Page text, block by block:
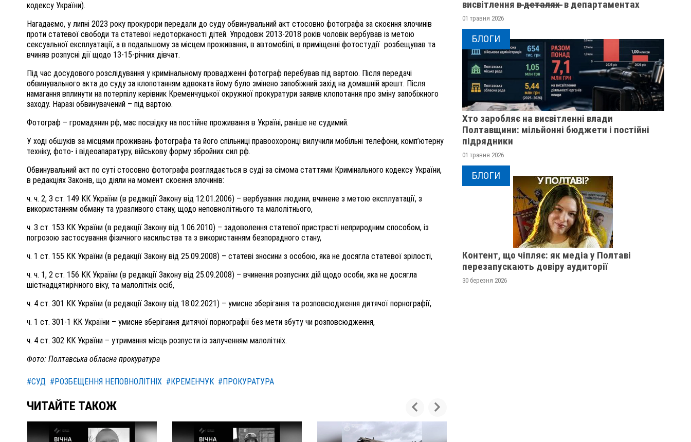
кодексу України).
Нагадаємо, у липні 2023 року прокурори передали до суду обвинувальний акт стосовно фотографа за скоєння злочинів
проти статевої свободи та статевої недоторканості дітей. Упродовж 2013-2018 років чоловік вербував із метою
сексуальної експлуатації, а в подальшому за місцем проживання, в автомобілі, в приміщенні фотостудії розбещував та
вчиняв розпусні дії щодо 13-15-річних дівчат.
Під час досудового розслідування у кримінальному провадженні фотограф перебував під вартою. Після передачі
обвинувального акта до суду за клопотанням адвоката йому було змінено запобіжний захід на домашній арешт. Після
намагання вплинути на потерпілу керівник Кременчуцької окружної прокуратури заявив клопотання про зміну запобіжного
заходу. Наразі обвинувачений – під вартою.
Фотограф – громадянин рф, має посвідку на постійне проживання в Україні, раніше не судимий.
У ході обшуків за місцями проживань фотографа та його спільниці правоохоронці вилучили мобільні телефони, комп’ютерну
техніку, фото- і відеоапаратуру, військову форму збройних сил рф.
Обвинувальний акт по суті стосовно фотографа розглядається в суді за сімома статтями Кримінального кодексу України,
в редакціях Законів, що діяли на момент скоєння злочинів:
ч. ч. 2, 3 ст. 149 КК України (в редакції Закону від 12.01.2006) – вербування людини, вчинене з метою експлуатації, з
використанням обману та уразливого стану, щодо неповнолітнього та малолітнього,
ч. 3 ст. 153 КК України (в редакції Закону від 1.06.2010) – задоволення статевої пристрасті неприродним способом, із
погрозою застосування фізичного насильства та з використанням безпорадного стану,
ч. 1 ст. 155 КК України (в редакції Закону від 25.09.2008) – статеві зносини з особою, яка не досягла статевої зрілості,
ч. ч. 1, 2 ст. 156 КК України (в редакції Закону від 25.09.2008) – вчинення розпусних дій щодо особи, яка не досягла
шістнадцятирічного віку, та малолітніх осіб,
ч. 4 ст. 301 КК України (в редакції Закону від 18.02.2021) – умисне зберігання та розповсюдження дитячої порнографії,
ч. 1 ст. 301-1 КК України – умисне зберігання дитячої порнографії без мети збуту чи розповсюдження,
ч. 4 ст. 302 КК України – утримання місць розпусти із залученням малолітніх.
Фото: Полтавська обласна прокуратура
#СУД #РОЗБЕЩЕННЯ НЕПОВНОЛІТНІХ #КРЕМЕНЧУК #ПРОКУРАТУРА
ЧИТАЙТЕ ТАКОЖ
висвітлення в̶ ̶д̶е̶т̶а̶л̶я̶х̶ ̶ в департаментах
01 травня 2026
БЛОГИ
Хто заробляє на висвітленні влади
Полтавщини: мільйонні бюджети і постійні
підрядники
01 травня 2026
БЛОГИ
Контент, що чіпляє: як медіа у Полтаві
перезапускають довіру аудиторії
30 березня 2026